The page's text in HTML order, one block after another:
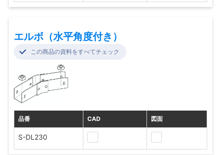
エルボ（水平角度付き）
この商品の資料をすべてチェック
品番 CAD 図面
S-DL230